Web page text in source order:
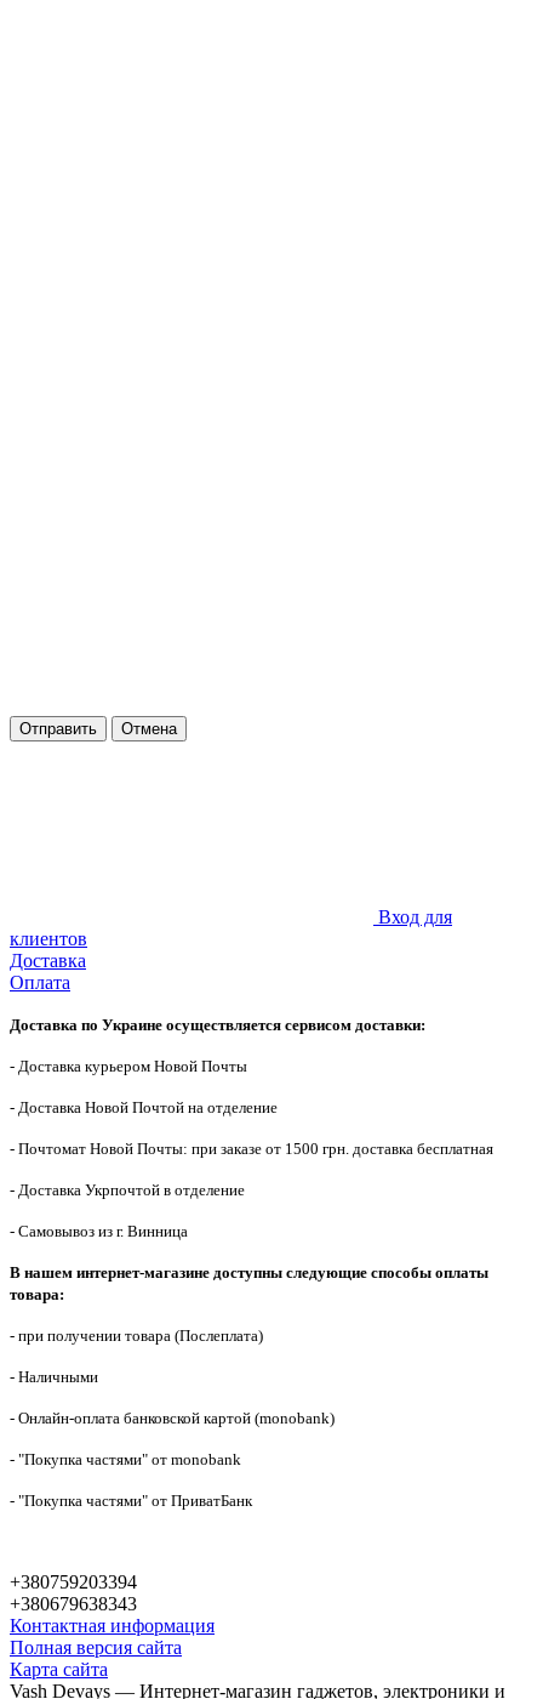
Отправить Отмена
Вход для
клиентов
Доставка
Оплата
Доставка по Украине осуществляется сервисом доставки:
- Доставка курьером Новой Почты
- Доставка Новой Почтой на отделение
- Почтомат Новой Почты: при заказе от 1500 грн. доставка бесплатная
- Доставка Укрпочтой в отделение
- Самовывоз из г. Винница
В нашем интернет-магазине доступны следующие способы оплаты
товара:
- при получении товара (Послеплата)
- Наличными
- Онлайн-оплата банковской картой (monobank)
- "Покупка частями" от monobank
- "Покупка частями" от ПриватБанк
+380759203394
+380679638343
Контактная информация
Полная версия сайта
Карта сайта
Vash Devays — Интернет-магазин гаджетов, электроники и